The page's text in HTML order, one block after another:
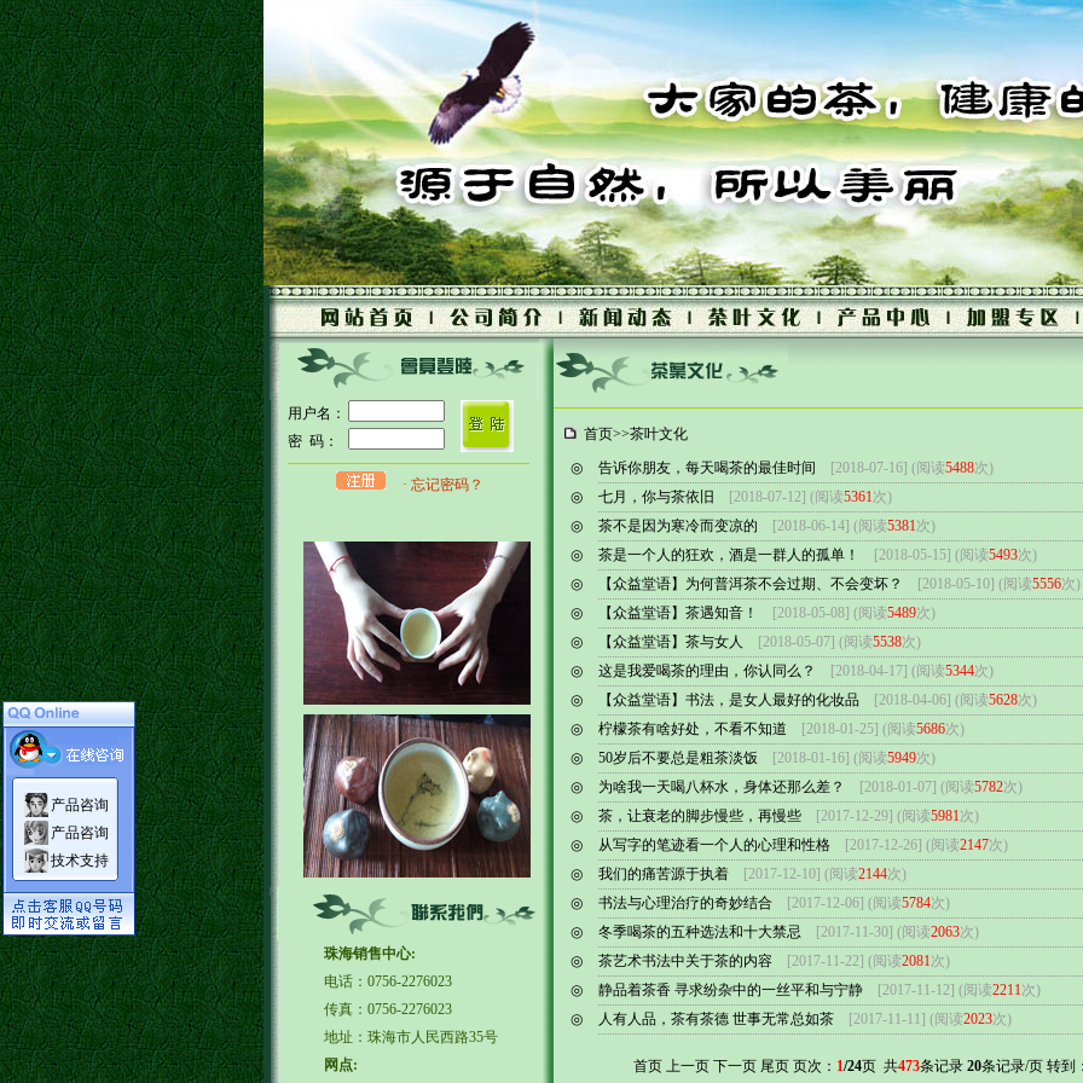
用户名：
密 码：
· 忘记密码？
珠海销售中心:
电话：0756-2276023
传真：0756-2276023
地址：珠海市人民西路35号
网点:
首页>>茶叶文化
◎
告诉你朋友，每天喝茶的最佳时间 [2018-07-16] (阅读5488次)
◎
七月，你与茶依旧 [2018-07-12] (阅读5361次)
◎
茶不是因为寒冷而变凉的 [2018-06-14] (阅读5381次)
◎
茶是一个人的狂欢，酒是一群人的孤单！ [2018-05-15] (阅读5493次)
◎
【众益堂语】为何普洱茶不会过期、不会变坏？ [2018-05-10] (阅读5556次)
◎
【众益堂语】茶遇知音！ [2018-05-08] (阅读5489次)
◎
【众益堂语】茶与女人 [2018-05-07] (阅读5538次)
◎
这是我爱喝茶的理由，你认同么？ [2018-04-17] (阅读5344次)
◎
【众益堂语】书法，是女人最好的化妆品 [2018-04-06] (阅读5628次)
◎
柠檬茶有啥好处，不看不知道 [2018-01-25] (阅读5686次)
◎
50岁后不要总是粗茶淡饭 [2018-01-16] (阅读5949次)
◎
为啥我一天喝八杯水，身体还那么差？ [2018-01-07] (阅读5782次)
◎
茶，让衰老的脚步慢些，再慢些 [2017-12-29] (阅读5981次)
◎
从写字的笔迹看一个人的心理和性格 [2017-12-26] (阅读2147次)
◎
我们的痛苦源于执着 [2017-12-10] (阅读2144次)
◎
书法与心理治疗的奇妙结合 [2017-12-06] (阅读5784次)
◎
冬季喝茶的五种选法和十大禁忌 [2017-11-30] (阅读2063次)
◎
茶艺术书法中关于茶的内容 [2017-11-22] (阅读2081次)
◎
静品着茶香 寻求纷杂中的一丝平和与宁静 [2017-11-12] (阅读2211次)
◎
人有人品，茶有茶德 世事无常总如茶 [2017-11-11] (阅读2023次)
首页 上一页 下一页 尾页 页次： 1/24页 共473条记录 20条记录/页 转到
产品咨询
产品咨询
技术支持